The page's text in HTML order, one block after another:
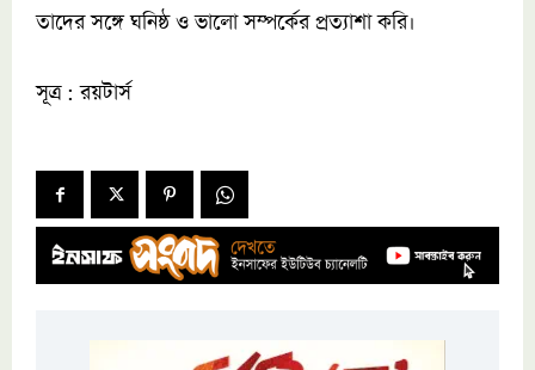
তাদের সঙ্গে ঘনিষ্ঠ ও ভালো সম্পর্কের প্রত্যাশা করি।
সূত্র : রয়টার্স